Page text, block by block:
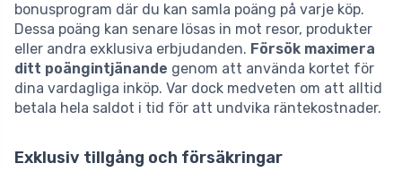
bonusprogram där du kan samla poäng på varje köp.
Dessa poäng kan senare lösas in mot resor, produkter
eller andra exklusiva erbjudanden. Försök maximera
ditt poängintjänande genom att använda kortet för
dina vardagliga inköp. Var dock medveten om att alltid
betala hela saldot i tid för att undvika räntekostnader.
Exklusiv tillgång och försäkringar